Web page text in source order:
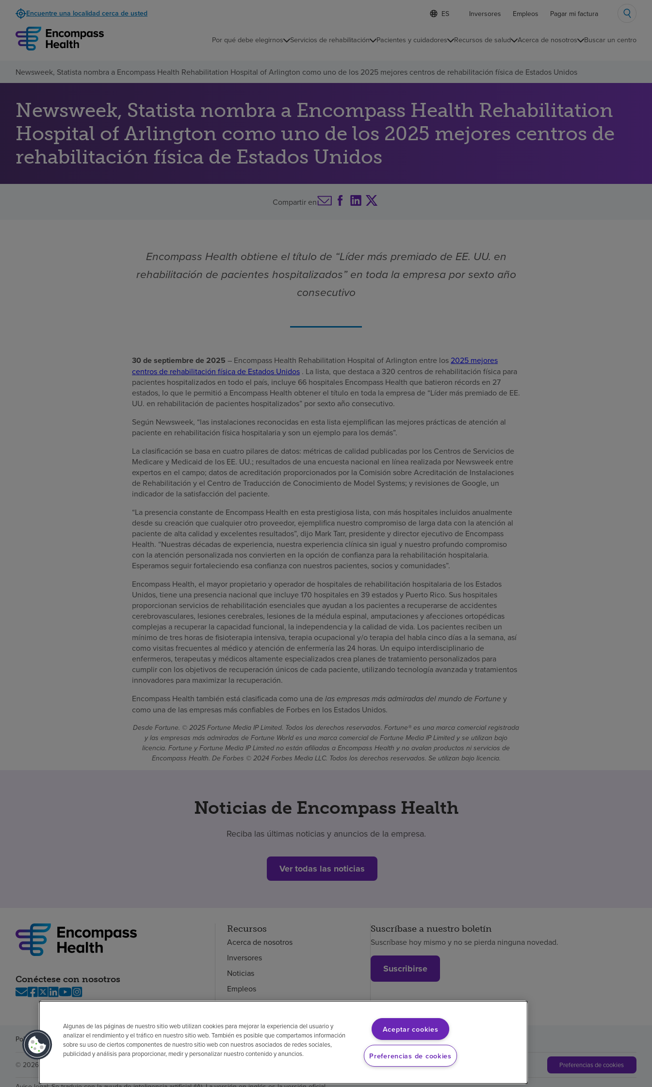
Encuentre una localidad cerca de usted
Lista
de
contraída
d
o
m
e
l
c
i
Inversores Empleos Pagar mi factura
Por qué debe elegirnos Servicios de rehabilitación Pacientes y cuidadores Recursos de salud Acerca de nosotros Buscar un centro
Newsweek, Statista nombra a Encompass Health Rehabilitation Hospital of Arlington como uno de los 2025 mejores centros de rehabilitación física de Estados Unidos
Newsweek, Statista nombra a Encompass Health Rehabilitation
Hospital of Arlington como uno de los 2025 mejores centros de
rehabilitación física de Estados Unidos
Compartir en
Encompass Health obtiene el título de “Líder más premiado de EE. UU. en
rehabilitación de pacientes hospitalizados” en toda la empresa por sexto año
consecutivo
30 de septiembre de 2025 – Encompass Health Rehabilitation Hospital of Arlington entre los 2025 mejores
centros de rehabilitación física de Estados Unidos . La lista, que destaca a 320 centros de rehabilitación física para
pacientes hospitalizados en todo el país, incluye 66 hospitales Encompass Health que batieron récords en 27
estados, lo que le permitió a Encompass Health obtener el título en toda la empresa de “Líder más premiado de EE.
UU. en rehabilitación de pacientes hospitalizados” por sexto año consecutivo.
Según Newsweek, “las instalaciones reconocidas en esta lista ejemplifican las mejores prácticas de atención al
paciente en rehabilitación física hospitalaria y son un ejemplo para los demás”.
La clasificación se basa en cuatro pilares de datos: métricas de calidad publicadas por los Centros de Servicios de
Medicare y Medicaid de los EE. UU.; resultados de una encuesta nacional en línea realizada por Newsweek entre
expertos en el campo; datos de acreditación proporcionados por la Comisión sobre Acreditación de Instalaciones
de Rehabilitación y el Centro de Traducción de Conocimiento de Model Systems; y revisiones de Google, un
indicador de la satisfacción del paciente.
“La presencia constante de Encompass Health en esta prestigiosa lista, con más hospitales incluidos anualmente
desde su creación que cualquier otro proveedor, ejemplifica nuestro compromiso de larga data con la atención al
paciente de alta calidad y excelentes resultados”, dijo Mark Tarr, presidente y director ejecutivo de Encompass
Health. “Nuestras décadas de experiencia, nuestra experiencia clínica sin igual y nuestro profundo compromiso
con la atención personalizada nos convierten en la opción de confianza para la rehabilitación hospitalaria.
Esperamos seguir fortaleciendo esa confianza con nuestros pacientes, socios y comunidades”.
Encompass Health, el mayor propietario y operador de hospitales de rehabilitación hospitalaria de los Estados
Unidos, tiene una presencia nacional que incluye 170 hospitales en 39 estados y Puerto Rico. Sus hospitales
proporcionan servicios de rehabilitación esenciales que ayudan a los pacientes a recuperarse de accidentes
cerebrovasculares, lesiones cerebrales, lesiones de la médula espinal, amputaciones y afecciones ortopédicas
complejas a recuperar la capacidad funcional, la independencia y la calidad de vida. Los pacientes reciben un
mínimo de tres horas de fisioterapia intensiva, terapia ocupacional y/o terapia del habla cinco días a la semana, así
como visitas frecuentes al médico y atención de enfermería las 24 horas. Un equipo interdisciplinario de
enfermeros, terapeutas y médicos altamente especializados crea planes de tratamiento personalizados para
cumplir con los objetivos de recuperación únicos de cada paciente, utilizando tecnología avanzada y tratamientos
innovadores para maximizar la recuperación.
Encompass Health también está clasificada como una de las empresas más admiradas del mundo de Fortune y
como una de las empresas más confiables de Forbes en los Estados Unidos.
Desde Fortune. © 2025 Fortune Media IP Limited. Todos los derechos reservados. Fortune® es una marca comercial registrada
y las empresas más admiradas de Fortune World es una marca comercial de Fortune Media IP Limited y se utilizan bajo
licencia. Fortune y Fortune Media IP Limited no están afiliadas a Encompass Health y no avalan productos ni servicios de
Encompass Health. De Forbes © 2024 Forbes Media LLC. Todos los derechos reservados. Se utilizan bajo licencia.
Noticias de Encompass Health
Reciba las últimas noticias y anuncios de la empresa.
Ver todas las noticias
Conéctese con nosotros
Recursos
Acerca de nosotros
Inversores
Noticias
Empleos
Empleados
Suscríbase a nuestro boletín
Suscríbase hoy mismo y no se pierda ninguna novedad.
Suscribirse
Política de privacidadLegalSin sorpresas AccesibilidadSi no habla inglésAviso de no discriminaciónCumplimiento de los proveedores
© 2026 Encompass Health Corporation Preferencias de cookies
Algunas de las páginas de nuestro sitio web utilizan cookies para mejorar la experiencia del usuario y
analizar el rendimiento y el tráfico en nuestro sitio web. También es posible que compartamos información
sobre su uso de ciertos componentes de nuestro sitio web con nuestros asociados de redes sociales,
publicidad y análisis para proporcionar, medir y personalizar nuestro contenido y anuncios.
Aceptar cookies
Preferencias de cookies